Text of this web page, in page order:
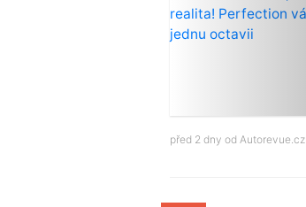
před 2 dny od Autorevue.cz